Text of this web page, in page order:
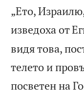
„Ето,
изведоха от
видя това,
телето и
посветен на